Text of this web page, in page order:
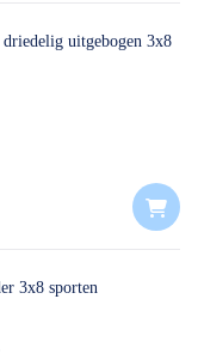
uitgebogen 3x8
3x8 sporten